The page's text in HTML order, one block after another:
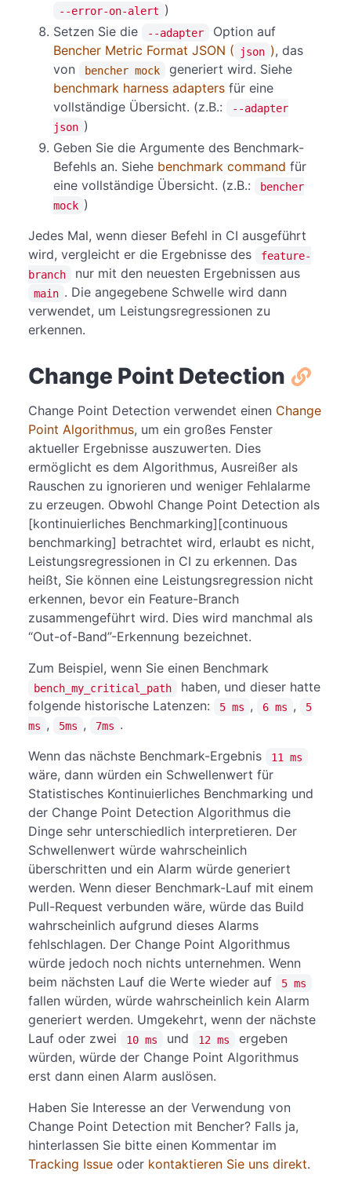
--error-on-alert )
Setzen Sie die
--adapter
Option auf
Bencher Metric Format JSON (
json ), das
von
bencher mock
generiert wird. Siehe
benchmark harness adapters für eine
vollständige Übersicht. (z.B.:
--adapter
json )
Geben Sie die Argumente des Benchmark-
Befehls an. Siehe benchmark command für
eine vollständige Übersicht. (z.B.:
bencher
mock )
Jedes Mal, wenn dieser Befehl in CI ausgeführt
wird, vergleicht er die Ergebnisse des
feature-
branch
nur mit den neuesten Ergebnissen aus
main . Die angegebene Schwelle wird dann
verwendet, um Leistungsregressionen zu
erkennen.
Change Point Detection
Change Point Detection verwendet einen Change
Point Algorithmus, um ein großes Fenster
aktueller Ergebnisse auszuwerten. Dies
ermöglicht es dem Algorithmus, Ausreißer als
Rauschen zu ignorieren und weniger Fehlalarme
zu erzeugen. Obwohl Change Point Detection als
[kontinuierliches Benchmarking][continuous
benchmarking] betrachtet wird, erlaubt es nicht,
Leistungsregressionen in CI zu erkennen. Das
heißt, Sie können eine Leistungsregression nicht
erkennen, bevor ein Feature-Branch
zusammengeführt wird. Dies wird manchmal als
“Out-of-Band”-Erkennung bezeichnet.
Zum Beispiel, wenn Sie einen Benchmark
bench_my_critical_path
haben, und dieser hatte
folgende historische Latenzen:
5 ms , 6 ms ,
5
ms , 5ms , 7ms .
Wenn das nächste Benchmark-Ergebnis
11 ms
wäre, dann würden ein Schwellenwert für
Statistisches Kontinuierliches Benchmarking und
der Change Point Detection Algorithmus die
Dinge sehr unterschiedlich interpretieren. Der
Schwellenwert würde wahrscheinlich
überschritten und ein Alarm würde generiert
werden. Wenn dieser Benchmark-Lauf mit einem
Pull-Request verbunden wäre, würde das Build
wahrscheinlich aufgrund dieses Alarms
fehlschlagen. Der Change Point Algorithmus
würde jedoch noch nichts unternehmen. Wenn
beim nächsten Lauf die Werte wieder auf
5 ms
fallen würden, würde wahrscheinlich kein Alarm
generiert werden. Umgekehrt, wenn der nächste
Lauf oder zwei
10 ms und 12 ms
ergeben
würden, würde der Change Point Algorithmus
erst dann einen Alarm auslösen.
Haben Sie Interesse an der Verwendung von
Change Point Detection mit Bencher? Falls ja,
hinterlassen Sie bitte einen Kommentar im
Tracking Issue oder kontaktieren Sie uns direkt.